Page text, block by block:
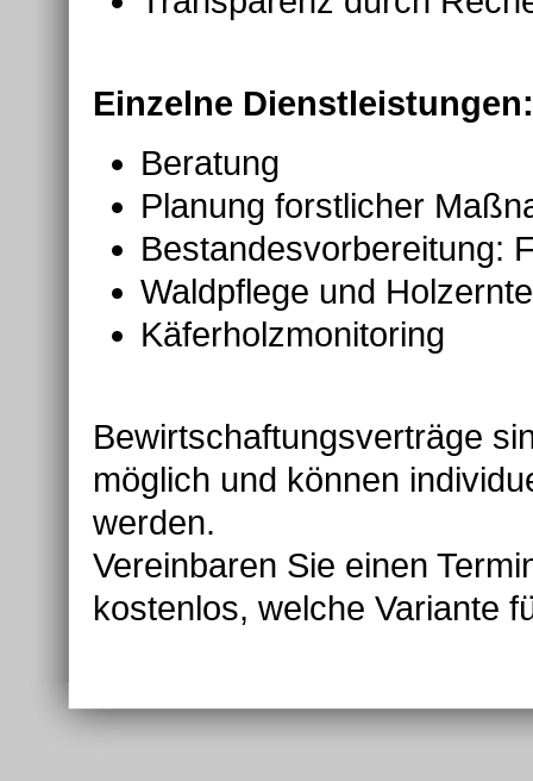
Einzelne Dienstleistungen:
Beratung
Planung forstlicher
Bestandesvorbereitung:
Waldpflege und Holzernte
Käferholzmonitoring
Bewirtschaftungsverträge
möglich und können
werden.
Vereinbaren Sie einen
kostenlos, welche Variante